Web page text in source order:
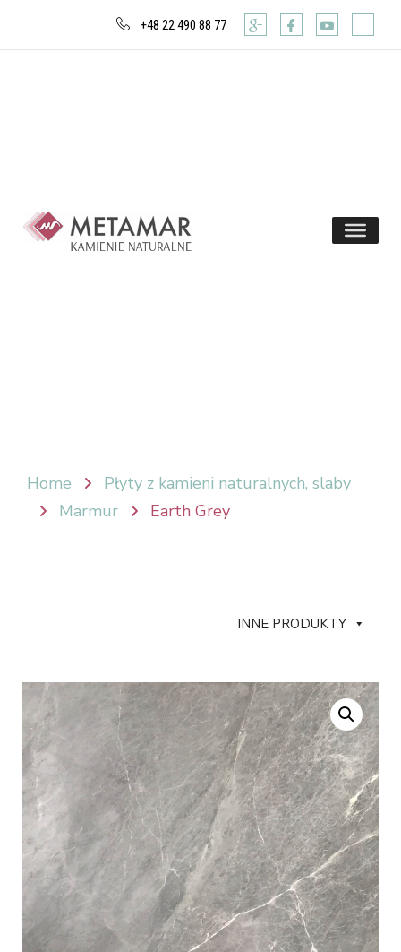
+48 22 490 88 77
Home
Płyty z kamieni naturalnych, slaby
Marmur
Earth Grey
INNE PRODUKTY